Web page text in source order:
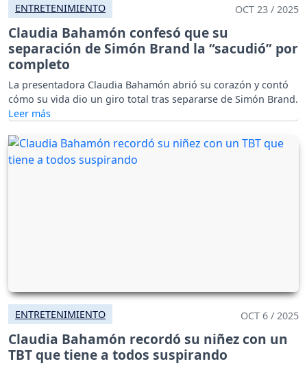
ENTRETENIMIENTO OCT 23 / 2025
Claudia Bahamón confesó que su
separación de Simón Brand la “sacudió” por
completo
La presentadora Claudia Bahamón abrió su corazón y contó
cómo su vida dio un giro total tras separarse de Simón Brand.
ENTRETENIMIENTO OCT 6 / 2025
Claudia Bahamón recordó su niñez con un
TBT que tiene a todos suspirando